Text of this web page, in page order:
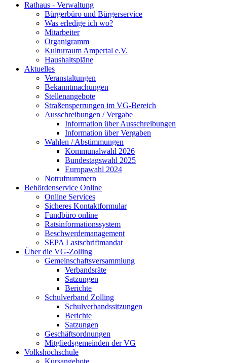
Rathaus - Verwaltung
Bürgerbüro und Bürgerservice
Was erledige ich wo?
Mitarbeiter
Organigramm
Kulturraum Ampertal e.V.
Haushaltspläne
Aktuelles
Veranstaltungen
Bekanntmachungen
Stellenangebote
Straßensperrungen im VG-Bereich
Ausschreibungen / Vergabe
Information über Ausschreibungen
Information über Vergaben
Wahlen / Abstimmungen
Kommunalwahl 2026
Bundestagswahl 2025
Europawahl 2024
Notrufnummern
Behördenservice Online
Online Services
Sicheres Kontaktformular
Fundbüro online
Ratsinformationssystem
Beschwerdemanagement
SEPA Lastschriftmandat
Über die VG-Zolling
Gemeinschaftsversammlung
Verbandsräte
Satzungen
Berichte
Schulverband Zolling
Schulverbandssitzungen
Berichte
Satzungen
Geschäftsordnungen
Mitgliedsgemeinden der VG
Volkshochschule
Kursangebote